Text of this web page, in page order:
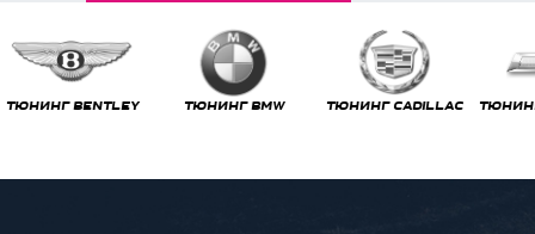
ТЮНИНГ BMW ТЮНИНГ CADILLAC ТЮНИНГ CHEVROLET